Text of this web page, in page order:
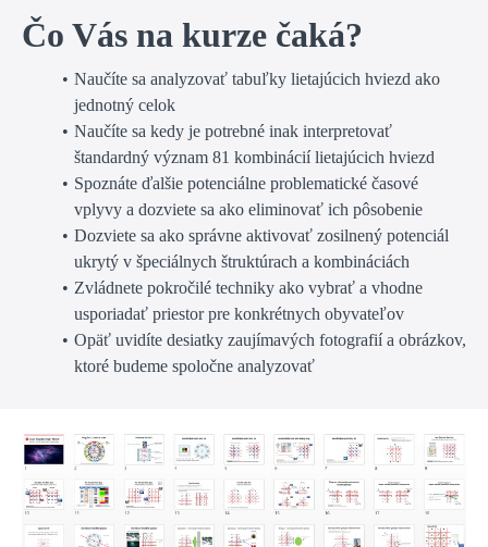
Čo Vás na kurze čaká?
Naučíte sa analyzovať tabuľky lietajúcich hviezd ako
jednotný celok
Naučíte sa kedy je potrebné inak interpretovať
štandardný význam 81 kombinácií lietajúcich hviezd
Spoznáte ďalšie potenciálne problematické časové
vplyvy a dozviete sa ako eliminovať ich pôsobenie
Dozviete sa ako správne aktivovať zosilnený potenciál
ukrytý v špeciálnych štruktúrach a kombináciách
Zvládnete pokročilé techniky ako vybrať a vhodne
usporiadať priestor pre konkrétnych obyvateľov
Opäť uvidíte desiatky zaujímavých fotografií a obrázkov,
ktoré budeme spoločne analyzovať